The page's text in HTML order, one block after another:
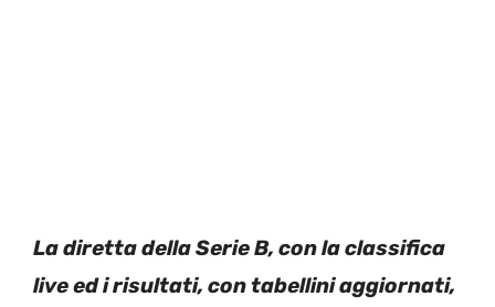
La diretta della Serie B, con la classifica
live ed i risultati, con tabellini aggiornati,